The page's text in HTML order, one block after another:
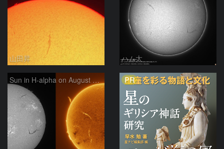
山田昇 ハム太
Sun in H-alpha on August 7, 2026 PR